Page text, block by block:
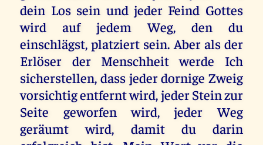
dein Los sein und jeder Feind Gottes
wird auf jedem Weg, den du
einschlägst, platziert sein. Aber als der
Erlöser der Menschheit werde Ich
sicherstellen, dass jeder dornige Zweig
vorsichtig entfernt wird, jeder Stein zur
Seite geworfen wird, jeder Weg
geräumt wird, damit du darin